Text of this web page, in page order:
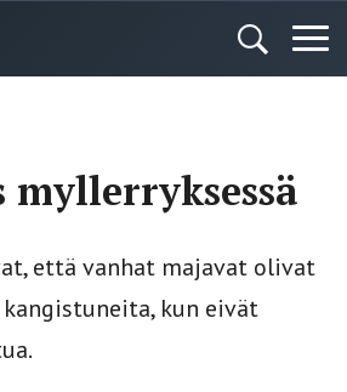
myllerryksessä
että vanhat majavat olivat
kun eivät